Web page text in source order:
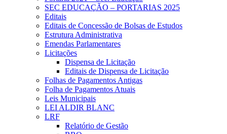
SEC EDUCAÇÃO – PORTARIAS 2025
Editais
Editais de Concessão de Bolsas de Estudos
Estrutura Administrativa
Emendas Parlamentares
Licitações
Dispensa de Licitação
Editais de Dispensa de Licitação
Folhas de Pagamentos Antigas
Folha de Pagamentos Atuais
Leis Municipais
LEI ALDIR BLANC
LRF
Relatório de Gestão